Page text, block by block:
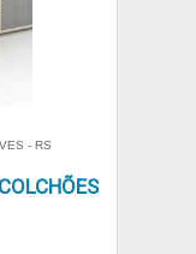
- RS